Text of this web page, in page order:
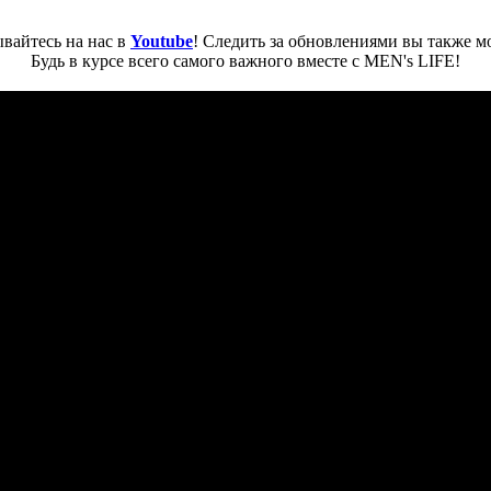
на нас в Youtube! Следить за обновлениями вы также
Будь в курсе всего самого важного вместе с MEN's LIFE!